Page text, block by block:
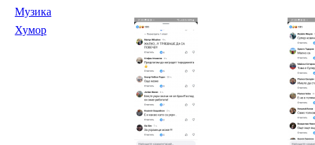
Музика
Хумор